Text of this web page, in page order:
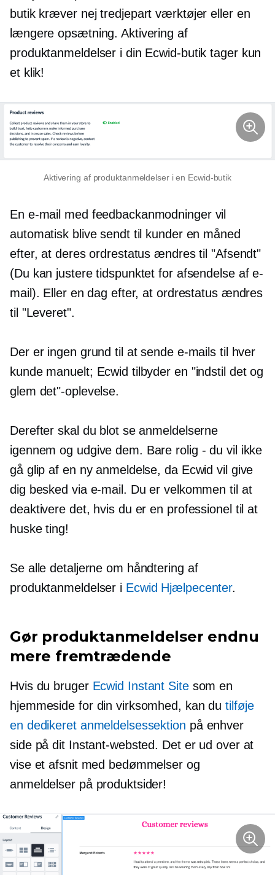
butik kræver nejtredjepart værktøjer eller en
længere opsætning. Aktivering af
produktanmeldelser i din Ecwid-butik tager kun
et klik!
Aktivering af produktanmeldelser i en Ecwid-butik
En e-mail med feedbackanmodninger vil
automatisk blive sendt til kunder en måned
efter, at deres ordrestatus ændres til "Afsendt"
(Du kan justere tidspunktet for afsendelse af e-
mail). Eller en dag efter, at ordrestatus ændres
til "Leveret".
Der er ingen grund til at sende e-mails til hver
kunde manuelt; Ecwid tilbyder en "indstil det og
glem det"-oplevelse.
Derefter skal du blot se anmeldelserne
igennem og udgive dem. Bare rolig - du vil ikke
gå glip af en ny anmeldelse, da Ecwid vil give
dig besked via e-mail. Du er velkommen til at
deaktivere det, hvis du er en professionel til at
huske ting!
Se alle detaljerne om håndtering af
produktanmeldelser i Ecwid Hjælpecenter.
Gør produktanmeldelser endnu
mere fremtrædende
Hvis du bruger Ecwid Instant Sitesom en
hjemmeside for din virksomhed, kan dutilføje
en dedikeret anmeldelsessektion på enhver
side på dit Instant-websted. Det er ud over at
vise et afsnit med bedømmelser og
anmeldelser på produktsider!